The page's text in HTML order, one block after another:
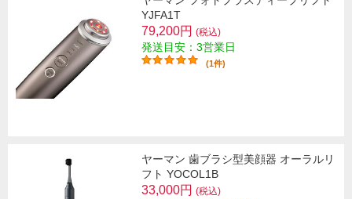
YJFA1T
79,200円 (税込)
発送目安：3営業日
(1件)
ヤーマン 歯ブラシ型美顔器 オーラルリ
フト YOCOL1B
33,000円 (税込)